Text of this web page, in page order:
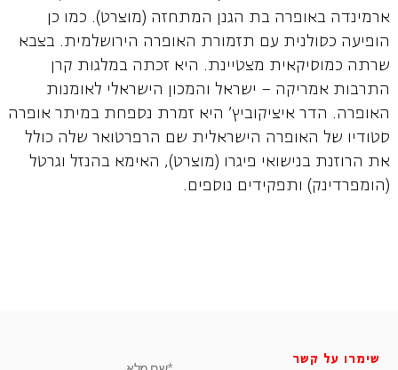
ארמינדה באופרה בת הגנן המתחזה (מוצרט). כמו כן
הופיעה כסולנית עם תזמורת האופרה הירושלמית. בצבא
שרתה כמוסיקאית מצטיינת. היא זכתה במלגות קרן
התרבות אמריקה – ישראל והמכון הישראלי לאומנות
האופרה. הדר איציקוביץ' היא זמרת נספחת במיתר אופרה
סטודיו של האופרה הישראלית שם הרפרטואר שלה כולל
את הרוזנת בנישואי פיגרו (מוצרט), האימא בהנזל וגרטל
(הומפרדינק) ותפקידים נוספים.
שימרו על קשר